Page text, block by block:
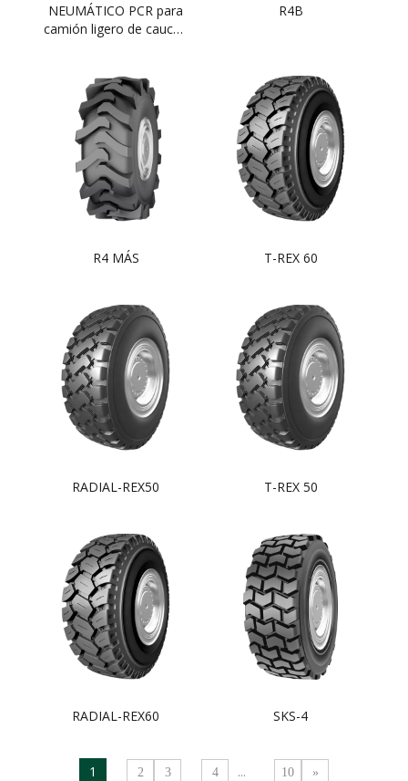
NEUMÁTICO PCR para
camión ligero de caucho
R4B
R4 MÁS T-REX 60
RADIAL-REX50 T-REX 50
RADIAL-REX60 SKS-4
1 2 3 4 ... 10 »